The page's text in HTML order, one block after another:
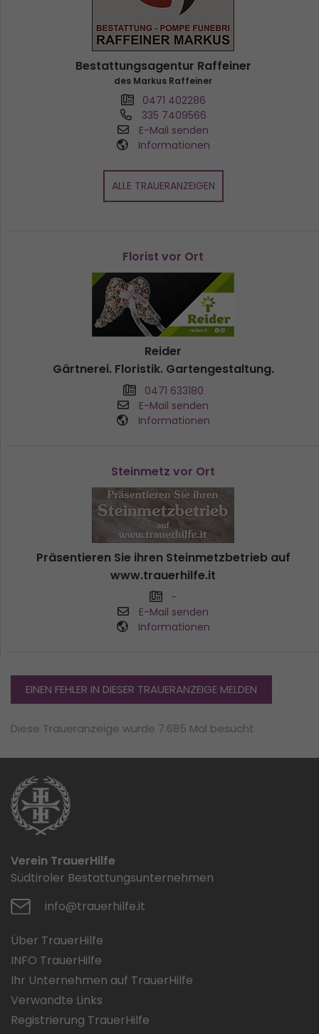
Bestattungsagentur Raffeiner
des Markus Raffeiner
0471 402286
335 7409566
E-Mail senden
Informationen
ALLE TRAUERANZEIGEN
Florist vor Ort
Reider
Gärtnerei. Floristik. Gartengestaltung.
0471 633180
E-Mail senden
Informationen
Steinmetz vor Ort
Präsentieren Sie ihren Steinmetzbetrieb auf
www.trauerhilfe.it
-
E-Mail senden
Informationen
EINEN FEHLER IN DIESER TRAUERANZEIGE MELDEN
Diese Traueranzeige wurde 7.685 Mal besucht
Verein TrauerHilfe
Südtiroler Bestattungsunternehmen
info@trauerhilfe.it
Über TrauerHilfe
INFO TrauerHilfe
Ihr Unternehmen auf TrauerHilfe
Verwandte Links
Registrierung TrauerHilfe